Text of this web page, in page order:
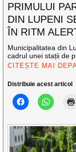
PRIMULUI
DIN LUPENI
ÎN RITM
Municipalitatea din
cadrul unei stații de
CITEȘTE MAI
Distribuie acest articol